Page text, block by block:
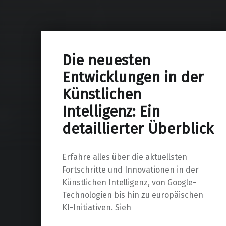
Die neuesten
Entwicklungen in der
Künstlichen
Intelligenz: Ein
detaillierter Überblick
Erfahre alles über die aktuellsten
Fortschritte und Innovationen in der
Künstlichen Intelligenz, von Google-
Technologien bis hin zu europäischen
KI-Initiativen. Sieh